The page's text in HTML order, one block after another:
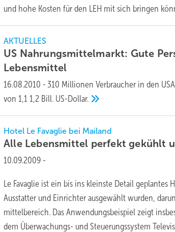
und hohe Kosten für den LEH mit sich bringen
AKTUELLES
US Nahrungsmittelmarkt: Gute
Lebensmittel
16.08.2010 - 310 Millionen Verbraucher in den
von 1,1 1,2 Bill. US-Dollar.
Hotel Le Favaglie bei Mailand
Alle Lebensmittel perfekt gekühlt
10.09.2009 -
Le Favaglie ist ein bis ins kleinste Detail geplantes
Ausstatter und Einrichter ausgewählt wurden,
mittelbereich. Das Anwendungsbeispiel zeigt
dem Überwachungs- und Steuerungssystem